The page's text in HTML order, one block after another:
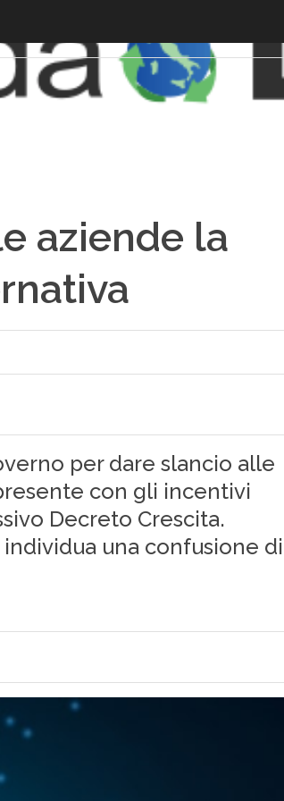
aziende la
per dare slancio alle
con gli incentivi
Decreto Crescita.
una confusione di